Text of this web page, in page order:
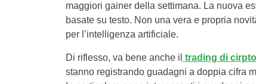
maggiori gainer della settimana. La nuova
basate su testo. Non una vera e propria
per l’intelligenza artificiale.
Di riflesso, va bene anche il trading di
stanno registrando guadagni a doppia cifra